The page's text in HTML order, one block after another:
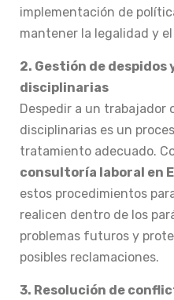
implementación de
mantener la legalidad y
2. Gestión de despidos
disciplinarias
Despedir a un trabajador
disciplinarias es un
tratamiento adecuado.
consultoría laboral en
estos procedimientos
realicen dentro de los
problemas futuros y
posibles reclamaciones.
3. Resolución de